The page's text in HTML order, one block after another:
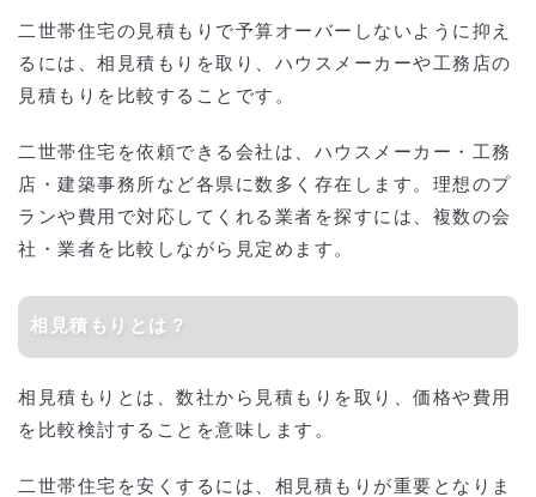
二世帯住宅の見積もりで予算オーバーしないように抑え
るには、相見積もりを取り、ハウスメーカーや工務店の
見積もりを比較することです。
二世帯住宅を依頼できる会社は、ハウスメーカー・工務
店・建築事務所など各県に数多く存在します。理想のプ
ランや費用で対応してくれる業者を探すには、複数の会
社・業者を比較しながら見定めます。
相見積もりとは？
相見積もりとは、数社から見積もりを取り、価格や費用
を比較検討することを意味します。
二世帯住宅を安くするには、相見積もりが重要となりま